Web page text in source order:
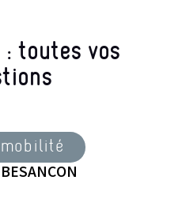
toutes vos